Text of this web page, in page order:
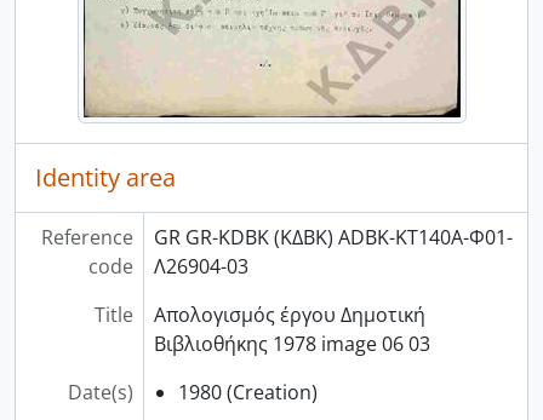
Identity area
Reference
code
GR GR-KDBK (ΚΔΒΚ) ADBK-ΚΤ140Α-Φ01-
Λ26904-03
Title
Απολογισμός έργου Δημοτική
Βιβλιοθήκης 1978 image 06 03
Date(s)
1980 (Creation)